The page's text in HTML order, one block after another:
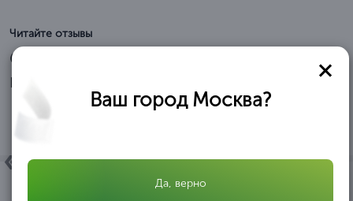
Читайте отзывы
Отзывы и благодарственные
письма
Ваш город Москва?
Да, верно